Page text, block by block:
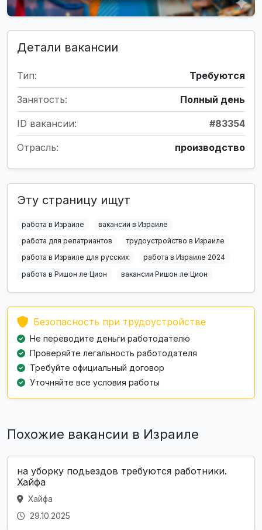
Детали вакансии
Тип: Требуются
Занятость: Полный день
ID вакансии: #83354
Отрасль: производство
Эту страницу ищут
работа в Израиле
вакансии в Израиле
работа для репатриантов
трудоустройство в Израиле
работа в Израиле для русских
работа в Израиле 2024
работа в Ришон ле Цион
вакансии Ришон ле Цион
Безопасность при трудоустройстве
Не переводите деньги работодателю
Проверяйте легальность работодателя
Требуйте официальный договор
Уточняйте все условия работы
Похожие вакансии в Израиле
на уборку подьездов требуются работники.
Хайфа
Хайфа
29.10.2025